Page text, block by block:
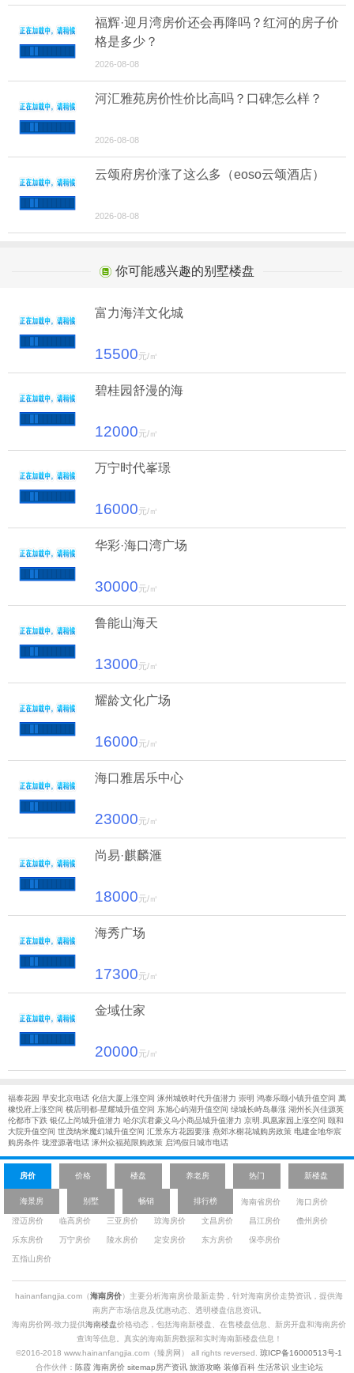
福辉·迎月湾房价还会再降吗？红河的房子价
格是多少？
2026-08-08
河汇雅苑房价性价比高吗？口碑怎么样？
2026-08-08
云颂府房价涨了这么多（eoso云颂酒店）
2026-08-08
你可能感兴趣的别墅楼盘
富力海洋文化城
15500元/㎡
碧桂园舒漫的海
12000元/㎡
万宁时代峯璟
16000元/㎡
华彩·海口湾广场
30000元/㎡
鲁能山海天
13000元/㎡
耀龄文化广场
16000元/㎡
海口雅居乐中心
23000元/㎡
尚易·麒麟滙
18000元/㎡
海秀广场
17300元/㎡
金域仕家
20000元/㎡
福泰花园 早安北京电话 化信大厦上涨空间 涿州城铁时代升值潜力 崇明 鸿泰乐颐小镇升值空间 萬
橡悦府上涨空间 横店明都-星耀城升值空间 东旭心屿湖升值空间 绿城长峙岛暴涨 湖州长兴佳源英
伦都市下跌 银亿上尚城升值潜力 哈尔滨君豪义乌小商品城升值潜力 京明.凤凰家园上涨空间 颐和
大院升值空间 世茂纳米魔幻城升值空间 汇景东方花园要涨 燕郊水榭花城购房政策 电建金地华宸
购房条件 珑澄源著电话 涿州众福苑限购政策 启鸿假日城市电话
房价 价格 楼盘 养老房 热门 新楼盘
海景房 别墅 畅销 排行榜 海南省房价 海口房价
澄迈房价 临高房价 三亚房价 琼海房价 文昌房价 昌江房价 儋州房价
乐东房价 万宁房价 陵水房价 定安房价 东方房价 保亭房价
五指山房价
hainanfangjia.com（海南房价）主要分析海南房价最新走势，针对海南房价走势资讯，提供海
南房产市场信息及优惠动态、透明楼盘信息资讯。
海南房价网-致力提供海南楼盘价格动态，包括海南新楼盘、在售楼盘信息、新房开盘和海南房价
查询等信息。真实的海南新房数据和实时海南新楼盘信息！
©2016-2018 www.hainanfangjia.com（臻房网） all rights reversed. 琼ICP备16000513号-1
合作伙伴： 陈霞 海南房价 sitemap房产资讯 旅游攻略 装修百科 生活常识 业主论坛